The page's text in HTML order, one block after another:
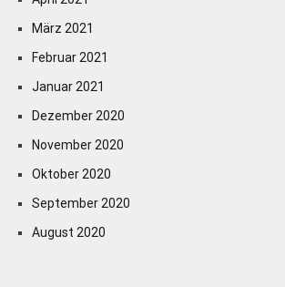
März 2021
Februar 2021
Januar 2021
Dezember 2020
November 2020
Oktober 2020
September 2020
August 2020